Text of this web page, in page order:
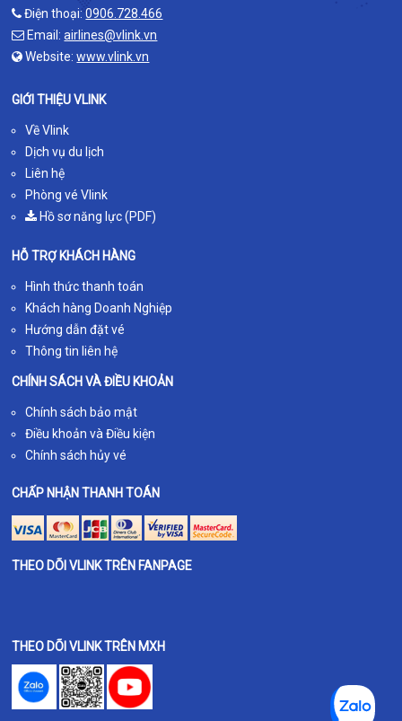
Điện thoại:0906.728.466
Email:airlines@vlink.vn
Website:www.vlink.vn
GIỚI THIỆU VLINK
Về Vlink
Dịch vụ du lịch
Liên hệ
Phòng vé Vlink
Hồ sơ năng lực (PDF)
HỖ TRỢ KHÁCH HÀNG
Hình thức thanh toán
Khách hàng Doanh Nghiệp
Hướng dẫn đặt vé
Thông tin liên hệ
CHÍNH SÁCH VÀ ĐIỀU KHOẢN
Chính sách bảo mật
Điều khoản và Điều kiện
Chính sách hủy vé
CHẤP NHẬN THANH TOÁN
THEO DÕI VLINK TRÊN FANPAGE
THEO DÕI VLINK TRÊN MXH